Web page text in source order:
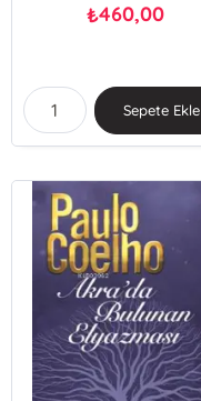
₺460,00
Sepete Ekle